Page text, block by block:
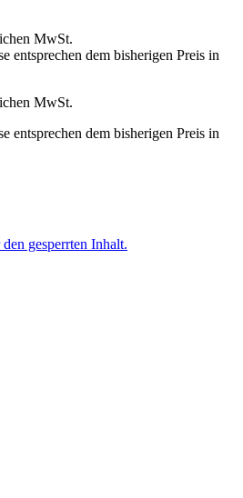
MwSt.
entsprechen dem bisherigen Preis in
MwSt.
entsprechen dem bisherigen Preis in
gesperrten Inhalt.